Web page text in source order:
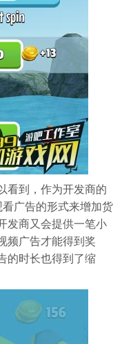
看到，作为开发商的
广告的形式来增加货
发商又会提供一笔小
频广告才能得到奖
的时长也得到了缩